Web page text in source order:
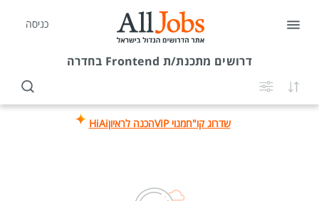
כניסה
דרושים מתכנת/ת Frontend בחדרה
שדרוג קו"חמנוי VIP הכנה לראיוןHiAi